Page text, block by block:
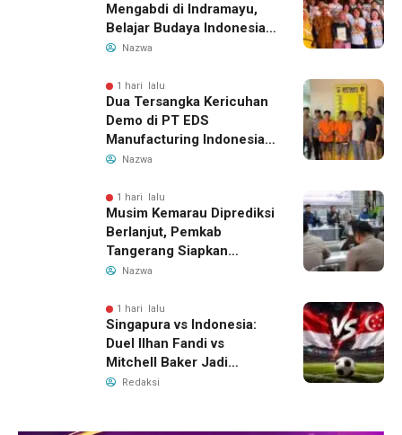
Mengabdi di Indramayu,
Belajar Budaya Indonesia
dan Edukasi Pekerja
Nazwa
1 hari lalu
Dua Tersangka Kericuhan
Demo di PT EDS
Manufacturing Indonesia
Ditahan, Polda Banten
Pengelolaan Limbah
Nazwa
1 hari lalu
Musim Kemarau Diprediksi
Berlanjut, Pemkab
Tangerang Siapkan
Langkah Antisipasi Krisis
Nazwa
1 hari lalu
Singapura vs Indonesia:
Duel Ilhan Fandi vs
Mitchell Baker Jadi
Sorotan di Piala AFF 2026
Redaksi